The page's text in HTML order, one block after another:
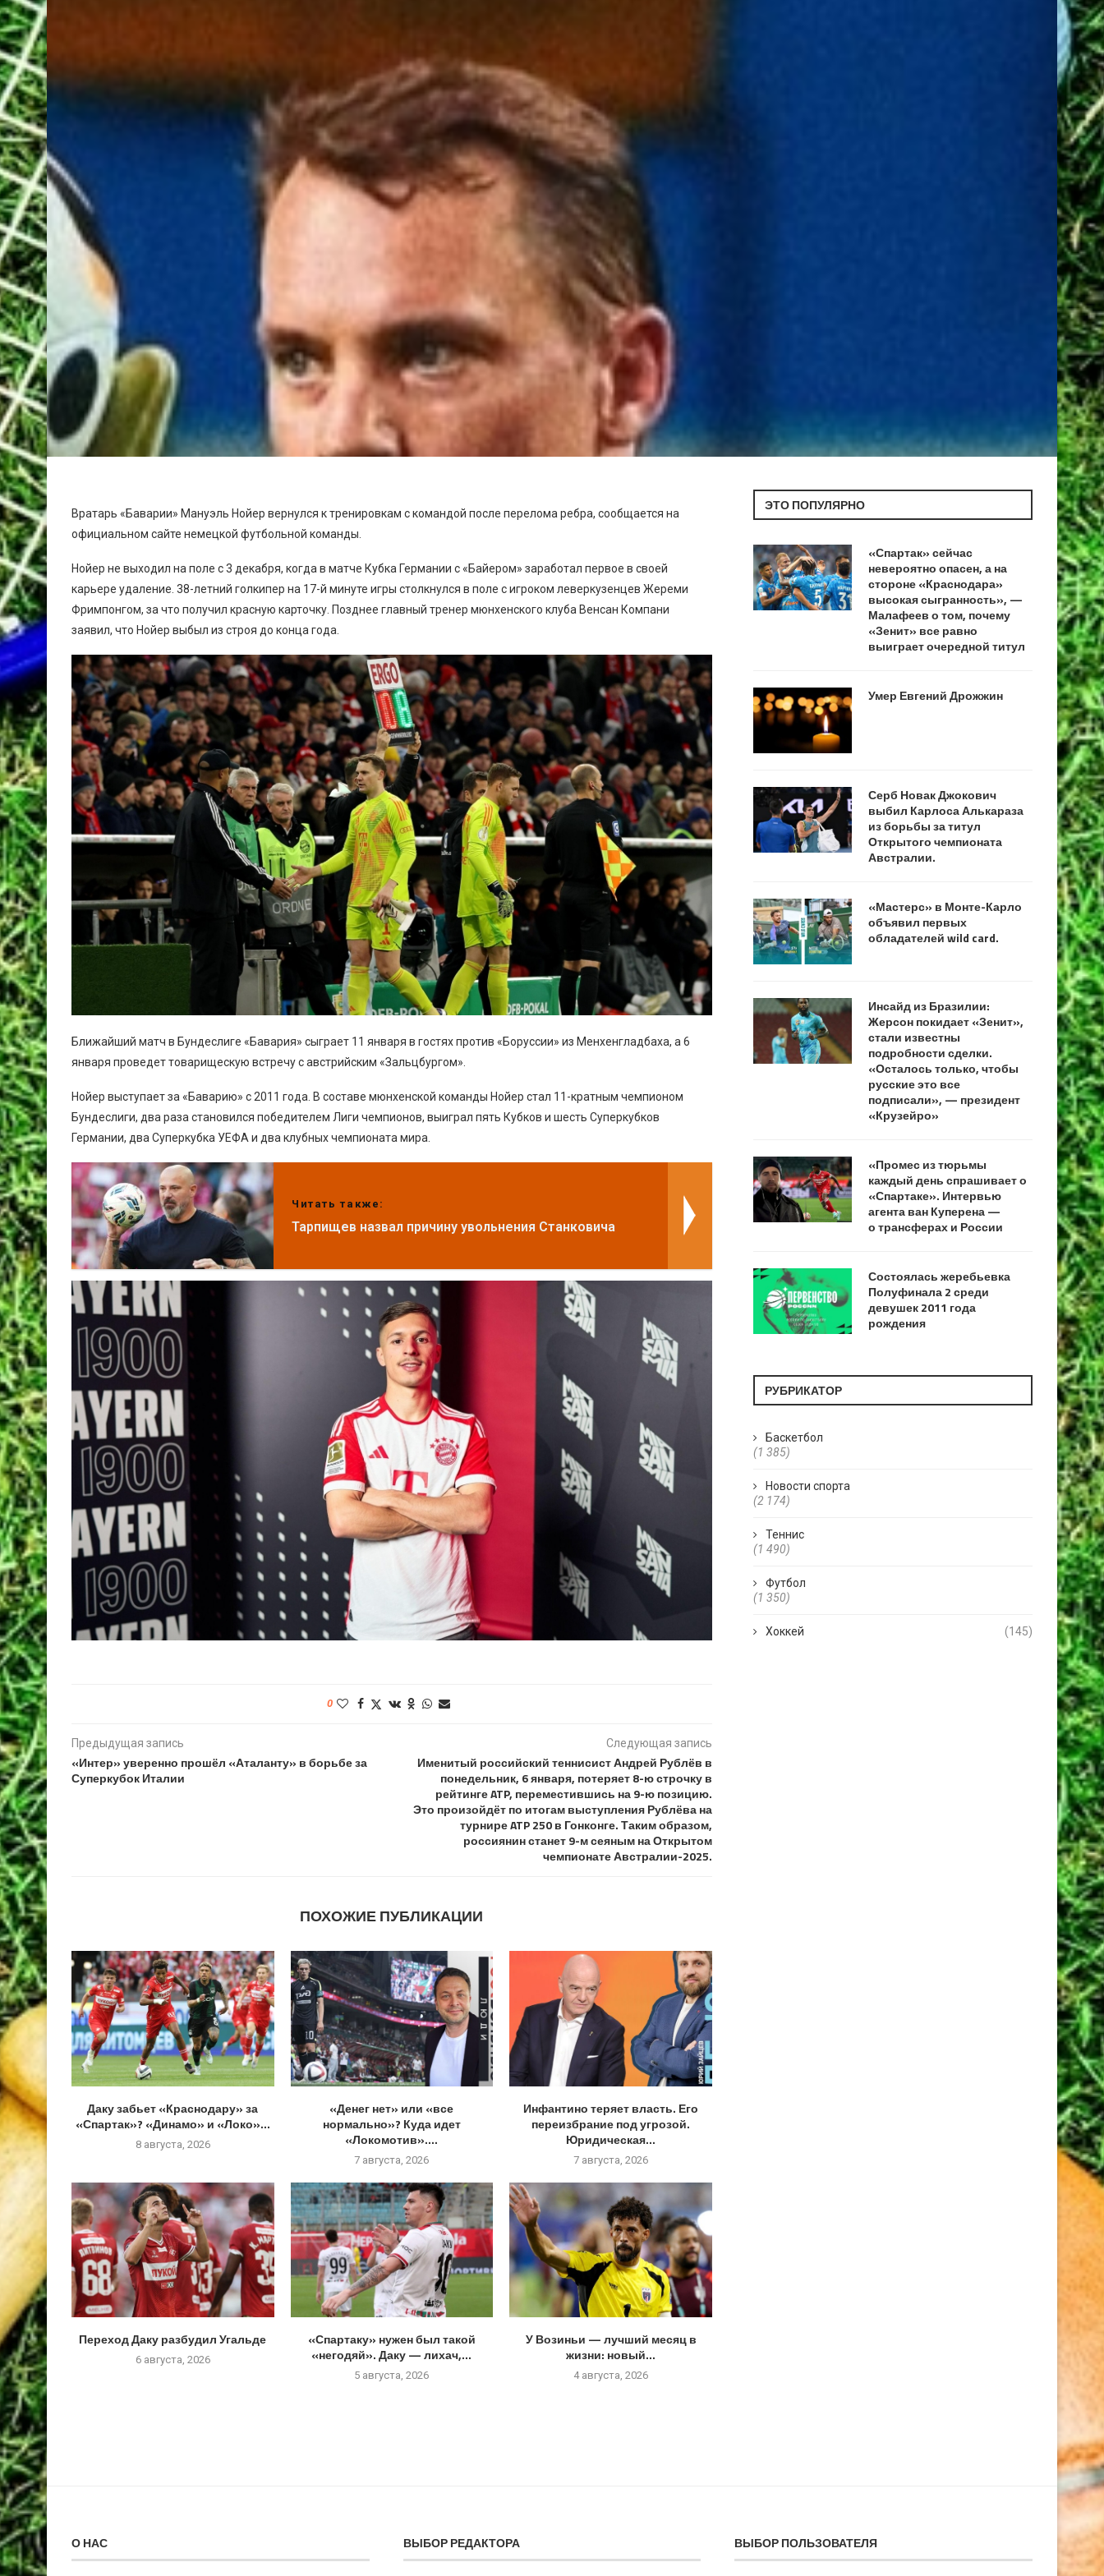
Вратарь «Баварии» Мануэль Нойер вернулся к тренировкам с командой после перелома ребра, сообщается на
официальном сайте немецкой футбольной команды.
Нойер не выходил на поле с 3 декабря, когда в матче Кубка Германии с «Байером» заработал первое в своей
карьере удаление. 38-летний голкипер на 17-й минуте игры столкнулся в поле с игроком леверкузенцев Жереми
Фримпонгом, за что получил красную карточку. Позднее главный тренер мюнхенского клуба Венсан Компани
заявил, что Нойер выбыл из строя до конца года.
Ближайший матч в Бундеслиге «Бавария» сыграет 11 января в гостях против «Боруссии» из Менхенгладбаха, а 6
января проведет товарищескую встречу с австрийским «Зальцбургом».
Нойер выступает за «Баварию» с 2011 года. В составе мюнхенской команды Нойер стал 11-кратным чемпионом
Бундеслиги, два раза становился победителем Лиги чемпионов, выиграл пять Кубков и шесть Суперкубков
Германии, два Суперкубка УЕФА и два клубных чемпионата мира.
Читать также:
Тарпищев назвал причину увольнения Станковича
0
Предыдущая запись
«Интер» уверенно прошёл «Аталанту» в борьбе за
Суперкубок Италии
Следующая запись
Именитый российский теннисист Андрей Рублёв в
понедельник, 6 января, потеряет 8-ю строчку в
рейтинге ATP, переместившись на 9-ю позицию.
Это произойдёт по итогам выступления Рублёва на
турнире ATP 250 в Гонконге. Таким образом,
россиянин станет 9-м сеяным на Открытом
чемпионате Австралии-2025.
ПОХОЖИЕ ПУБЛИКАЦИИ
Даку забьет «Краснодару» за
«Спартак»? «Динамо» и «Локо»...
8 августа, 2026
«Денег нет» или «все
нормально»? Куда идет
«Локомотив»....
7 августа, 2026
Инфантино теряет власть. Его
переизбрание под угрозой.
Юридическая...
7 августа, 2026
Переход Даку разбудил Угальде
6 августа, 2026
«Спартаку» нужен был такой
«негодяй». Даку — лихач,...
5 августа, 2026
У Возиньи — лучший месяц в
жизни: новый...
4 августа, 2026
ЭТО ПОПУЛЯРНО
«Спартак» сейчас
невероятно опасен, а на
стороне «Краснодара»
высокая сыгранность», —
Малафеев о том, почему
«Зенит» все равно
выиграет очередной титул
Умер Евгений Дрожжин
Серб Новак Джокович
выбил Карлоса Алькараза
из борьбы за титул
Открытого чемпионата
Австралии.
«Мастерс» в Монте-Карло
объявил первых
обладателей wild card.
Инсайд из Бразилии:
Жерсон покидает «Зенит»,
стали известны
подробности сделки.
«Осталось только, чтобы
русские это все
подписали», — президент
«Крузейро»
«Промес из тюрьмы
каждый день спрашивает о
«Спартаке». Интервью
агента ван Куперена —
о трансферах и России
Состоялась жеребьевка
Полуфинала 2 среди
девушек 2011 года
рождения
РУБРИКАТОР
Баскетбол
(1 385)
Новости спорта
(2 174)
Теннис
(1 490)
Футбол
(1 350)
Хоккей (145)
О НАС ВЫБОР РЕДАКТОРА ВЫБОР ПОЛЬЗОВАТЕЛЯ